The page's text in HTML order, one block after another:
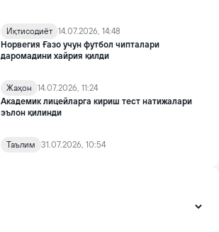
Иқтисодиёт 14.07.2026, 14:48
Норвегия Ғазо учун футбол чипталари
даромадини хайрия қилди
Жаҳон
14.07.2026, 11:24
Академик лицейларга кириш тест натижалари
эълон қилинди
Таълим 31.07.2026, 10:54